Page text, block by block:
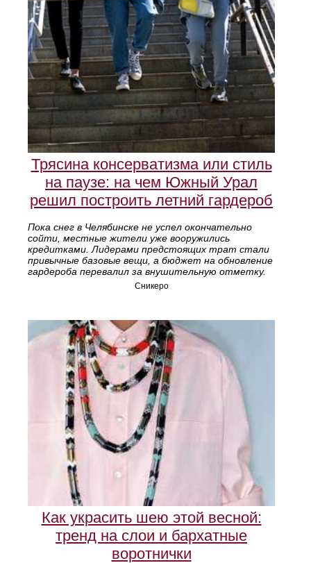
Трясина консерватизма или стиль
на паузе: на чем Южный Урал
решил построить летний гардероб
Пока снег в Челябинске не успел окончательно
сойти, местные жители уже вооружились
кредитками. Лидерами предстоящих трат стали
привычные базовые вещи, а бюджет на обновление
гардероба перевалил за внушительную отметку.
Сникеро
Как украсить шею этой весной:
тренд на слои и бархатные
воротнички